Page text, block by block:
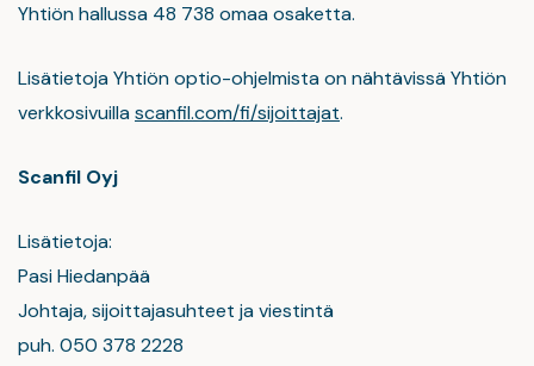
Yhtiön hallussa 48 738 omaa osaketta.
Lisätietoja Yhtiön optio-ohjelmista on nähtävissä Yhtiön
verkkosivuillascanfil.com/fi/sijoittajat.
Scanfil Oyj
Lisätietoja:
Pasi Hiedanpää
Johtaja, sijoittajasuhteet ja viestintä
puh. 050 378 2228